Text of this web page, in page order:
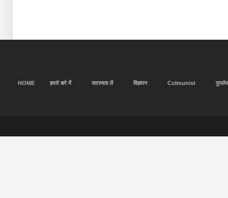
HOME हमारे बारे में सदस्यता लें विज्ञापन Colmunist